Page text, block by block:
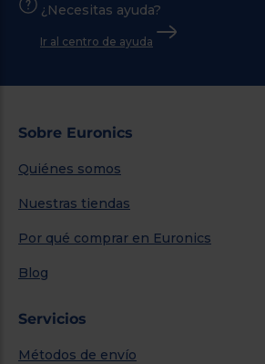
¿Necesitas ayuda?
Ir al centro de ayuda
Sobre Euronics
Quiénes somos
Nuestras tiendas
Por qué comprar en Euronics
Blog
Servicios
Métodos de envío